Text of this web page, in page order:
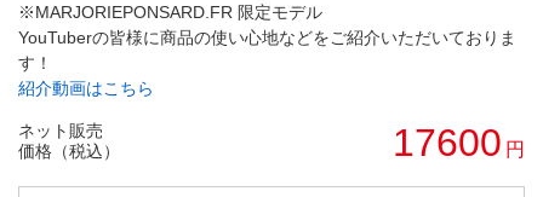
※MARJORIEPONSARD.FR 限定モデル
YouTuberの皆様に商品の使い心地などをご紹介いただいておりま
す！
紹介動画はこちら
ネット販売
価格（税込）
17600 円